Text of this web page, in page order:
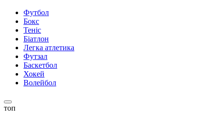
Футбол
Бокс
Теніс
Біатлон
Легка атлетика
Футзал
Баскетбол
Хокей
Волейбол
топ